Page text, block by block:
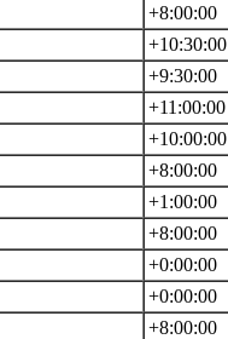
+8:00:00
+10:30:00
+9:30:00
+11:00:00
+10:00:00
+8:00:00
+1:00:00
+8:00:00
+0:00:00
+0:00:00
+8:00:00